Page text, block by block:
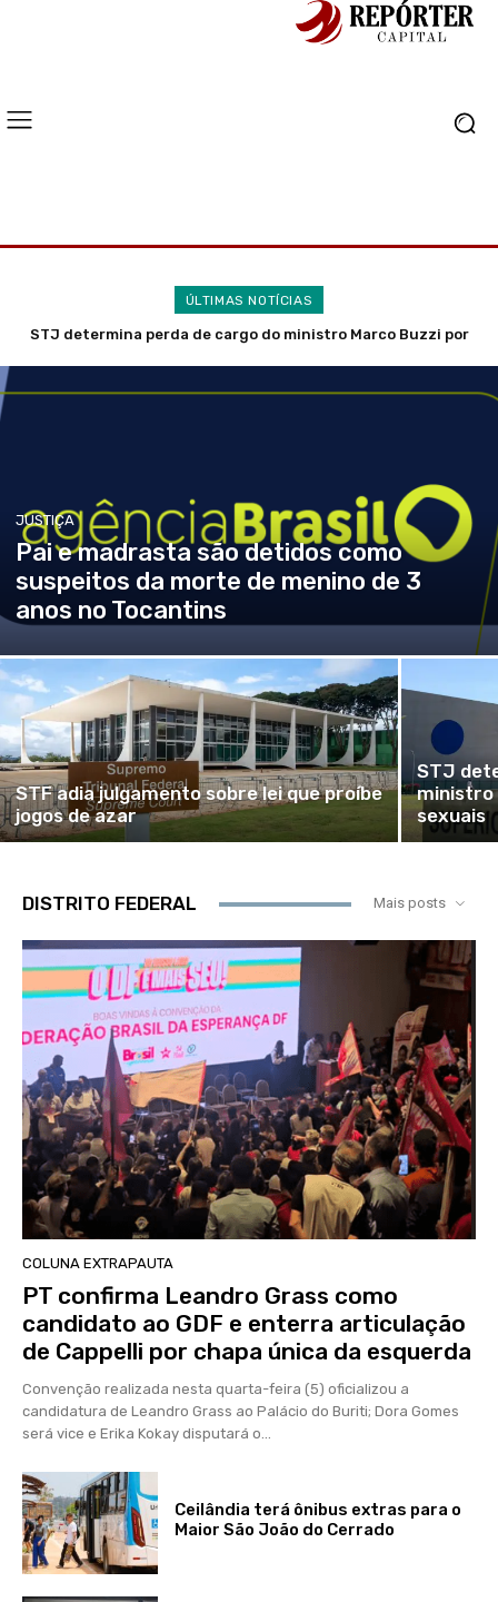
ÚLTIMAS NOTÍCIAS
Mudanças trazidas pela nova Lei do Frete explicadas
JUSTIÇA
Pai e madrasta são detidos como
suspeitos da morte de menino de 3
anos no Tocantins
STF adia julgamento sobre lei que proíbe
jogos de azar
STJ
ministro
sexuais
DISTRITO FEDERAL Mais posts
COLUNA EXTRAPAUTA
PT confirma Leandro Grass como
candidato ao GDF e enterra articulação
de Cappelli por chapa única da esquerda
Convenção realizada nesta quarta-feira (5) oficializou a
candidatura de Leandro Grass ao Palácio do Buriti; Dora Gomes
será vice e Erika Kokay disputará o...
Ceilândia terá ônibus extras para o
Maior São João do Cerrado